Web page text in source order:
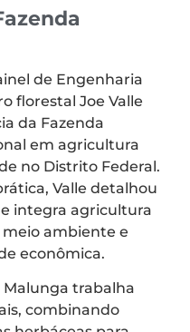
de Engenharia
florestal Joe Valle
da Fazenda
em agricultura
no Distrito Federal.
Valle detalhou
integra agricultura
ambiente e
econômica.
Malunga trabalha
combinando